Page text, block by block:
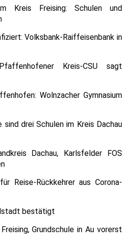
Kreis Freising: Schulen und
Volksbank-Raiffeisenbank in
Kreis-CSU sagt
Wolnzacher Gymnasium
drei Schulen im Kreis Dachau
Dachau, Karlsfelder FOS
Reise-Rückkehrer aus Corona-
bestätigt
Grundschule in Au vorerst